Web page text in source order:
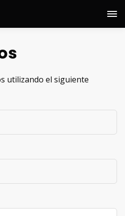
utilizando el siguiente